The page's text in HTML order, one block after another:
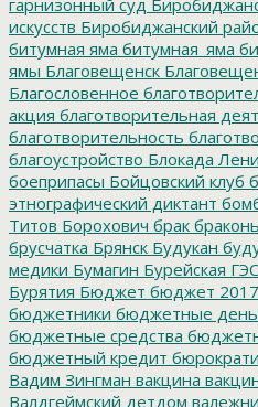
искусств Биробиджанский
битумная яма битумная_яма
ямы Благовещенск
Благословенное
акция благотворительная
благотворительность
благоустройство Блокада
боеприпасы Бойцовский клуб
этнографический диктант
Титов Борохович брак
брусчатка Брянск Будукан
медики Бумагин Бурейская ГЭС
Бурятия Бюджет бюджет 2017
бюджетники бюджетные
бюджетные средства
бюджетный кредит
Вадим Зингман вакцина
Валдгеймский детдом